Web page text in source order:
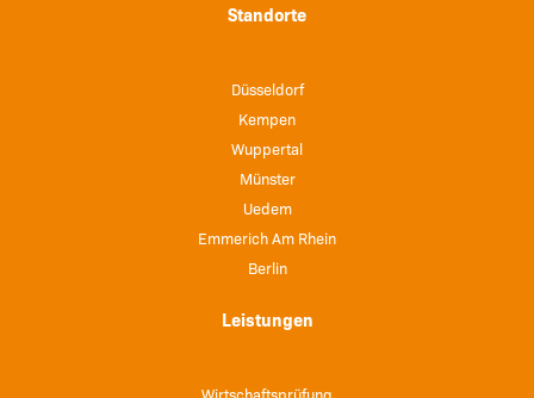
Standorte
Düsseldorf
Kempen
Wuppertal
Münster
Uedem
Emmerich Am Rhein
Berlin
Leistungen
Wirtschaftsprüfung